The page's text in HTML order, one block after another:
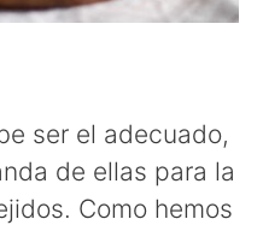
ser el adecuado,
de ellas para la
Como hemos